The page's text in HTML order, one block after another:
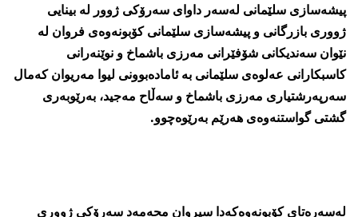
پیشه‌سازی سلێمانی له‌سه‌ر داوای سه‌رۆكی ژوور له‌ بینایی
ژووری بازرگانی و پیشه‌سازی سلێمانی كۆبونه‌وه‌ی فروان له‌
نێوان سه‌ندیكانی شۆفێرانی مه‌رزی باشماخ و نوێنه‌رانی
كاسبكارانی عه‌لوه‌ی سلێمانی به‌ ئاماده‌بوونی لیوا مه‌ریوان كه‌مال
سه‌رپه‌رشتیاری مه‌رزی باشماخ و سه‌ڵاح مه‌جید، به‌رێوبه‌ری
گشتی گواستنه‌وه‌ی هه‌رێم به‌رێوه‌چوو.
له‌سه‌ره‌تای كۆبونه‌وه‌كه‌دا سیروان محه‌مه‌د سه‌رۆكی ژووری